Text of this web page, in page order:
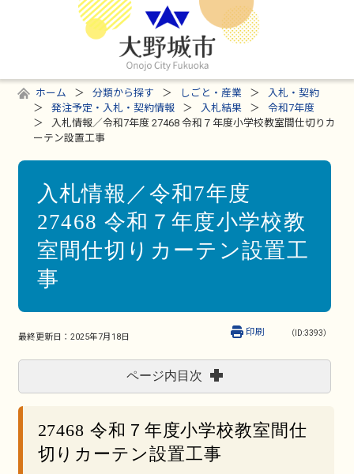
ホーム 分類から探す しごと・産業
入札・契約
発注予定・入札・契約情報
入札結果
令和7年度
入札情報／令和7年度 27468 令和７年度小学校教室間仕切りカ
ーテン設置工事
入札情報／令和7年度
27468 令和７年度小学校教
室間仕切りカーテン設置工
事
最終更新日： 2025年7月18日 （ID:3393）
印刷
ページ内目次
27468 令和７年度小学校教室間仕
切りカーテン設置工事